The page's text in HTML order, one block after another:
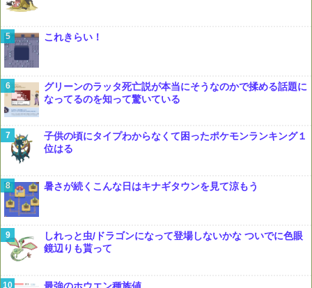
これきらい！
グリーンのラッタ死亡説が本当にそうなのかで揉める話題に
なってるのを知って驚いている
子供の頃にタイプわからなくて困ったポケモンランキング１
位はる
暑さが続くこんな日はキナギタウンを見て涼もう
しれっと虫/ドラゴンになって登場しないかな ついでに色眼
鏡辺りも貰って
最強のホウエン種族値